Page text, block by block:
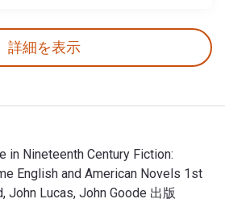
詳細を表示
in Nineteenth Century Fiction:
English and American Novels 1st
John Lucas, John Goode 出版